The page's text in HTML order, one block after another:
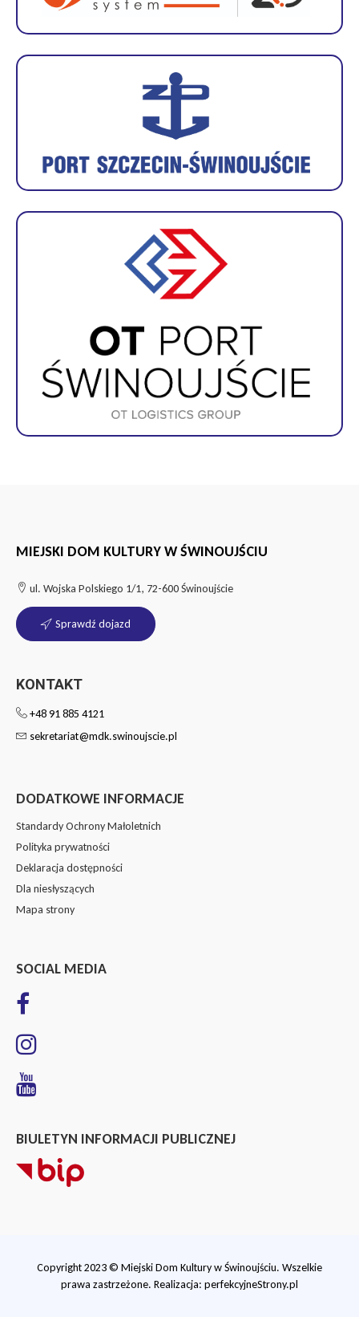
MIEJSKI DOM KULTURY W ŚWINOUJŚCIU
ul. Wojska Polskiego 1/1, 72-600 Świnoujście
Sprawdź dojazd
KONTAKT
+48 91 885 4121
sekretariat@mdk.swinoujscie.pl
DODATKOWE INFORMACJE
Standardy Ochrony Małoletnich
Polityka prywatności
Deklaracja dostępności
Dla niesłyszących
Mapa strony
SOCIAL MEDIA
BIULETYN INFORMACJI PUBLICZNEJ
Copyright 2023 © Miejski Dom Kultury w Świnoujściu. Wszelkie
prawa zastrzeżone. Realizacja: perfekcyjneStrony.pl